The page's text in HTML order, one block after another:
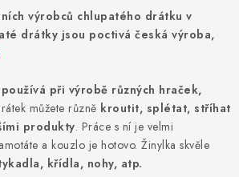
výrobců chlupatého drátku v
drátky jsou poctivá česká výroba,
při výrobě různých hraček,
můžete různě kroutit, splétat, stříhat
produkty. Práce s ní je velmi
a kouzlo je hotovo. Žinylka skvěle
křídla, nohy, atp.